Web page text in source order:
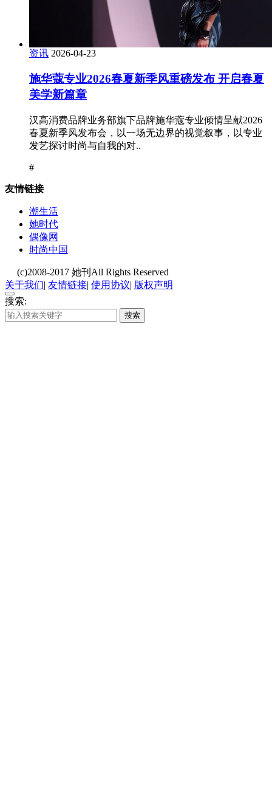
资讯 2026-04-23
施华蔻专业2026春夏新季风重磅发布 开启春夏
美学新篇章
汉高消费品牌业务部旗下品牌施华蔻专业倾情呈献2026
春夏新季风发布会，以一场无边界的视觉叙事，以专业
发艺探讨时尚与自我的对..
#
友情链接
潮生活
她时代
偶像网
时尚中国
(c)2008-2017 她刊All Rights Reserved
关于我们| 友情链接| 使用协议| 版权声明
搜索:
搜索